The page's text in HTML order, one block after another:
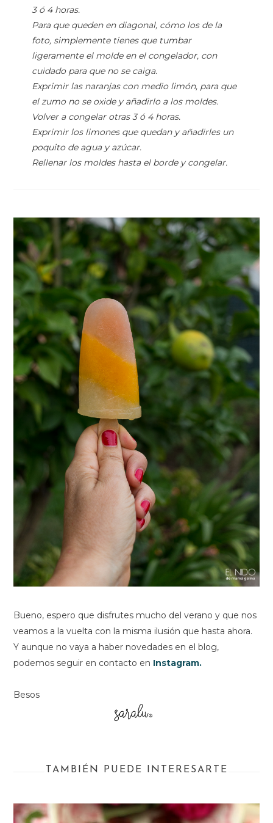
3 ó 4 horas.
Para que queden en diagonal, cómo los de la
foto, simplemente tienes que tumbar
ligeramente el molde en el congelador, con
cuidado para que no se caiga.
Exprimir las naranjas con medio limón, para que
el zumo no se oxide y añadirlo a los moldes.
Volver a congelar otras 3 ó 4 horas.
Exprimir los limones que quedan y añadirles un
poquito de agua y azúcar.
Rellenar los moldes hasta el borde y congelar.
Bueno, espero que disfrutes mucho del verano y que nos
veamos a la vuelta con la misma ilusión que hasta ahora.
Y aunque no vaya a haber novedades en el blog,
podemos seguir en contacto en Instagram.
Besos
TAMBIÉN PUEDE INTERESARTE